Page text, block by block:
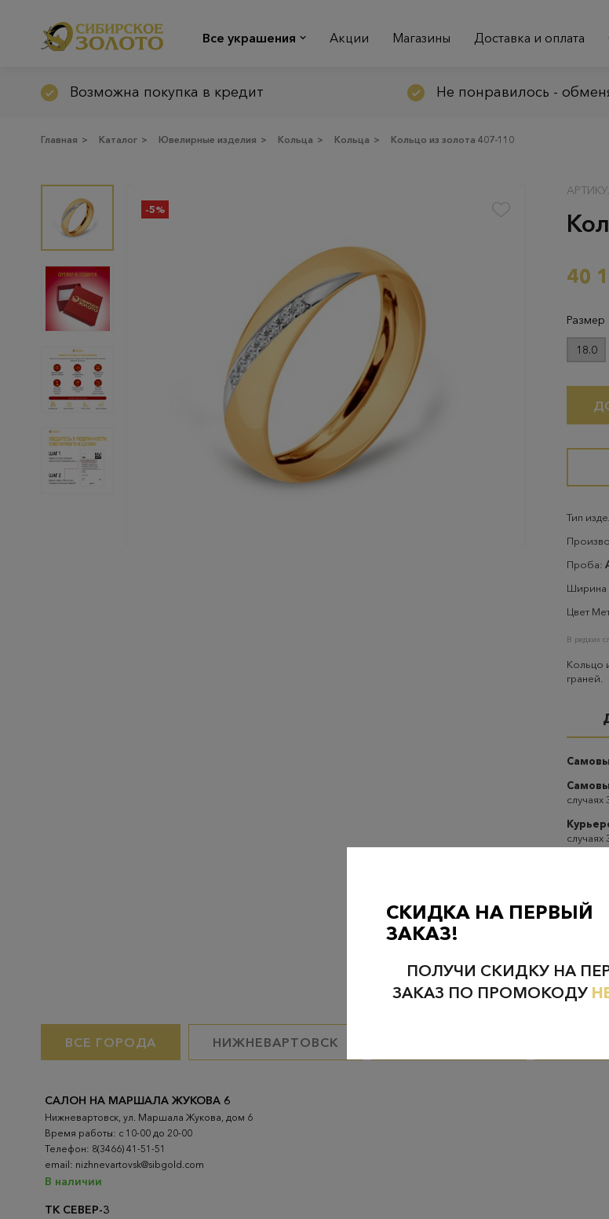
Все украшения Акции Магазины Доставка и оплата
Возможна покупка в кредит Не понравилось -
Главная > Каталог > Ювелирные изделия > Кольца > Кольца > Кольцо из золота 407-110
-5%
40
Размер
18.0
Тип
Проба:
Ширина
Цвет
В редких
Кольцо
граней.
случаях
случаях
Проверьте наличие в
ВСЕ ГОРОДА НИЖНЕВАРТОВСК
ТК СЕВЕР-3
САЛОН НА МАРШАЛА ЖУКОВА 6
Нижневартовск, ул. Маршала Жукова, дом 6
Время работы: с 10-00 до 20-00
Телефон: 8(3466) 41-51-51
email: nizhnevartovsk@sibgold.com
В наличии
СКИДКА НА ПЕРВЫЙ
ЗАКАЗ!
ПОЛУЧИ СКИДКУ НА
ЗАКАЗ ПО ПРОМОКОДУ